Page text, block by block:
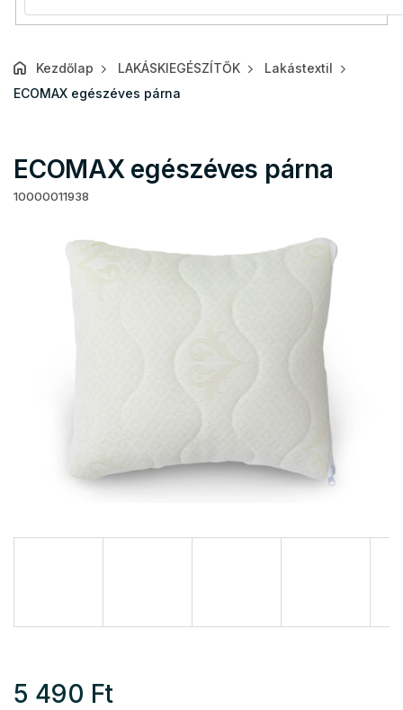
Kezdőlap LAKÁSKIEGÉSZÍTŐK
Lakástextil
ECOMAX egészéves párna
ECOMAX egészéves párna
10000011938
5 490 Ft